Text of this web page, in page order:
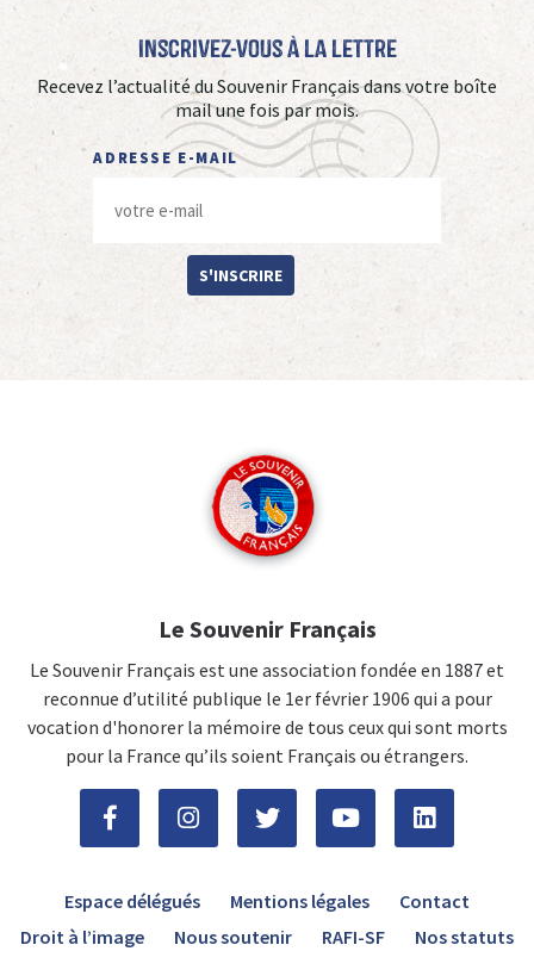
Inscrivez-vous à La Lettre
Recevez l’actualité du Souvenir Français dans votre boîte
mail une fois par mois.
ADRESSE E-MAIL
S'INSCRIRE
Le Souvenir Français
Le Souvenir Français est une association fondée en 1887 et
reconnue d’utilité publique le 1er février 1906 qui a pour
vocation d'honorer la mémoire de tous ceux qui sont morts
pour la France qu’ils soient Français ou étrangers.
Espace délégués Mentions légales
Contact
Droit à l’image
Nous soutenir RAFI-SF Nos statuts